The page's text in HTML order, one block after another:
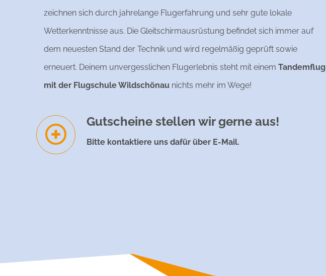
zeichnen sich durch jahrelange Flugerfahrung und sehr gute lokale
Wetterkenntnisse aus. Die Gleitschirmausrüstung befindet sich immer auf
dem neuesten Stand der Technik und wird regelmäßig geprüft sowie
erneuert. Deinem unvergesslichen Flugerlebnis steht mit einem Tandemflug
mit der Flugschule Wildschönau nichts mehr im Wege!
Gutscheine stellen wir gerne aus!
Bitte kontaktiere uns dafür über E-Mail.